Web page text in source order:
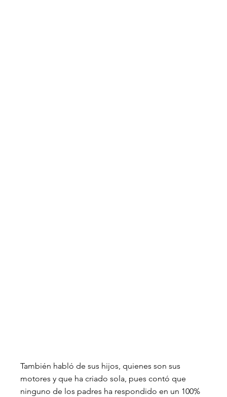
También habló de sus hijos, quienes son sus
motores y que ha criado sola, pues contó que
ninguno de los padres ha respondido en un 100%